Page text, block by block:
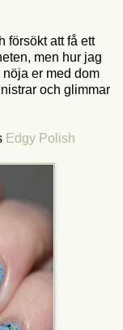
försökt att få ett
men hur jag
er med dom
och glimmar
Edgy Polish